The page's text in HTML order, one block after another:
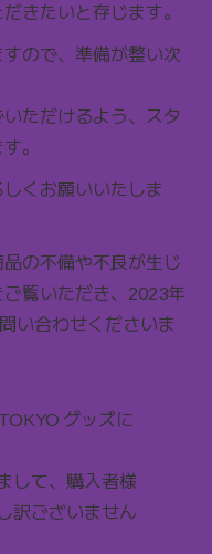
きたいと存じます。
ので、準備が整い次
ただけるよう、スタ
。
くお願いいたしま
の不備や不良が生じ
覧いただき、2023年
い合わせくださいま
グッズに
して、購入者様
訳ございません